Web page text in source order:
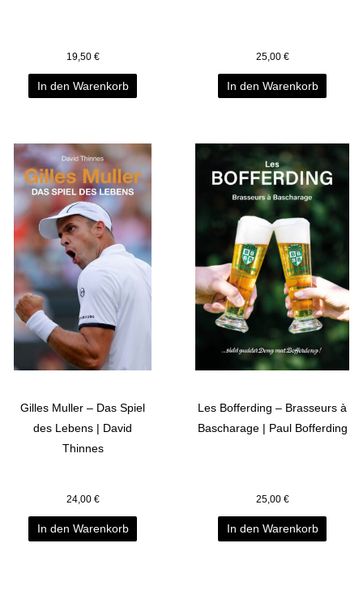
19,50 €
In den Warenkorb
25,00 €
In den Warenkorb
Gilles Muller – Das Spiel
des Lebens | David
Thinnes
24,00 €
In den Warenkorb
Les Bofferding – Brasseurs à
Bascharage | Paul Bofferding
25,00 €
In den Warenkorb